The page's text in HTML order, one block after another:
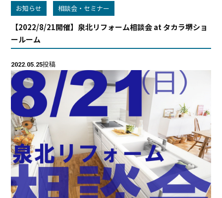
お知らせ 相談会・セミナー
【2022/8/21開催】泉北リフォーム相談会 at タカラ堺ショ
ールーム
2022.05.25投稿